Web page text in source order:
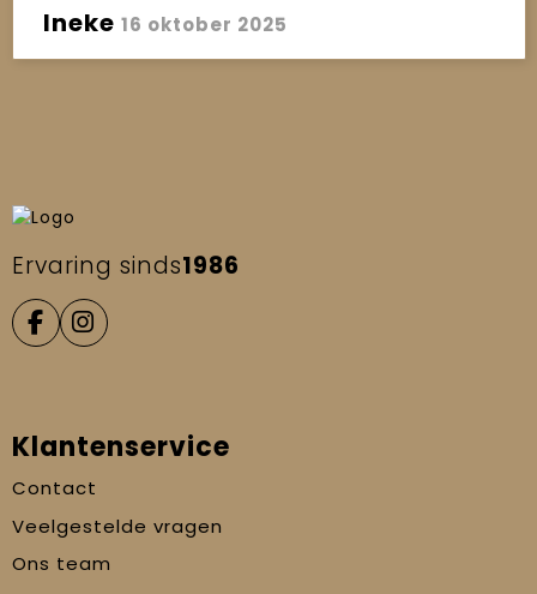
Ineke 16 oktober 2025
Ervaring sinds1986
Klantenservice
Contact
Veelgestelde vragen
Ons team